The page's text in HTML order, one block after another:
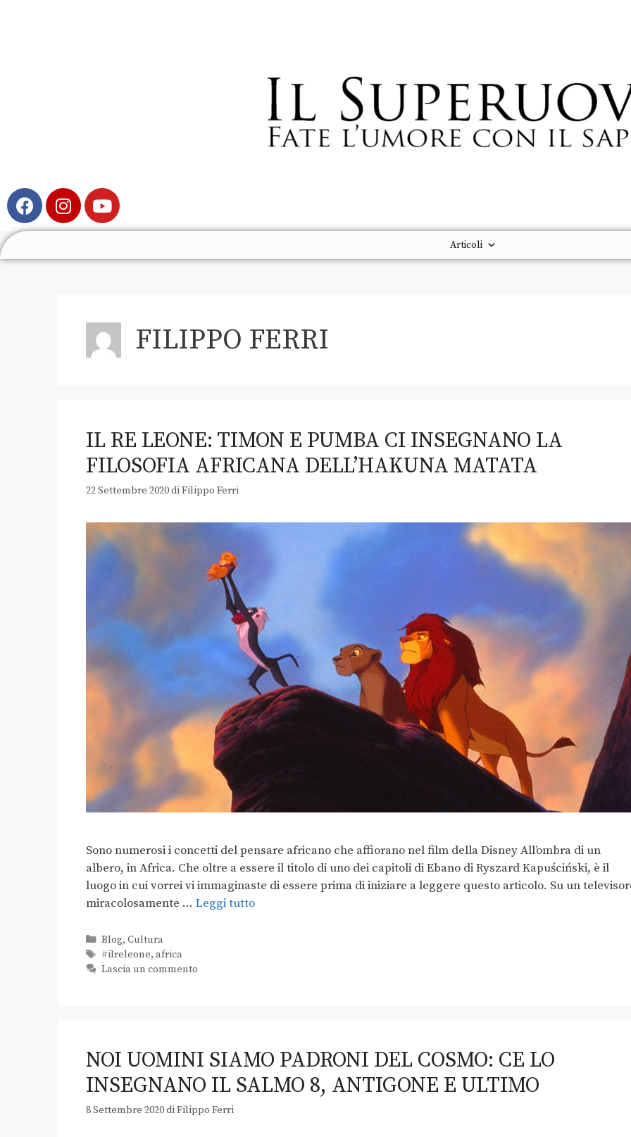
Articoli
FILIPPO FERRI
IL RE LEONE: TIMON E PUMBA CI INSEGNANO LA
FILOSOFIA AFRICANA DELL’HAKUNA MATATA
22 Settembre 2020diFilippo Ferri
Sono numerosi i concetti del pensare africano che affiorano nel film della Disney All’ombra di un
albero, in Africa. Che oltre a essere il titolo di uno dei capitoli di Ebano di Ryszard Kapuściński, è il
luogo in cui vorrei vi immaginaste di essere prima di iniziare a leggere questo articolo. Su un
miracolosamente … Leggi tutto
Blog, Cultura
#ilreleone, africa
Lascia un commento
NOI UOMINI SIAMO PADRONI DEL COSMO: CE LO
INSEGNANO IL SALMO 8, ANTIGONE E ULTIMO
8 Settembre 2020diFilippo Ferri